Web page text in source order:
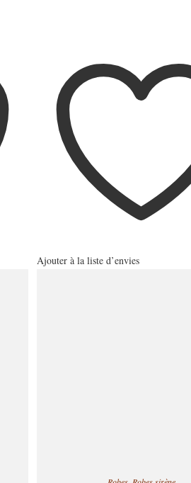
Ajouter à la liste d’envies